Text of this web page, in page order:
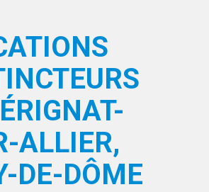
ALLIER,
DE-DÔME